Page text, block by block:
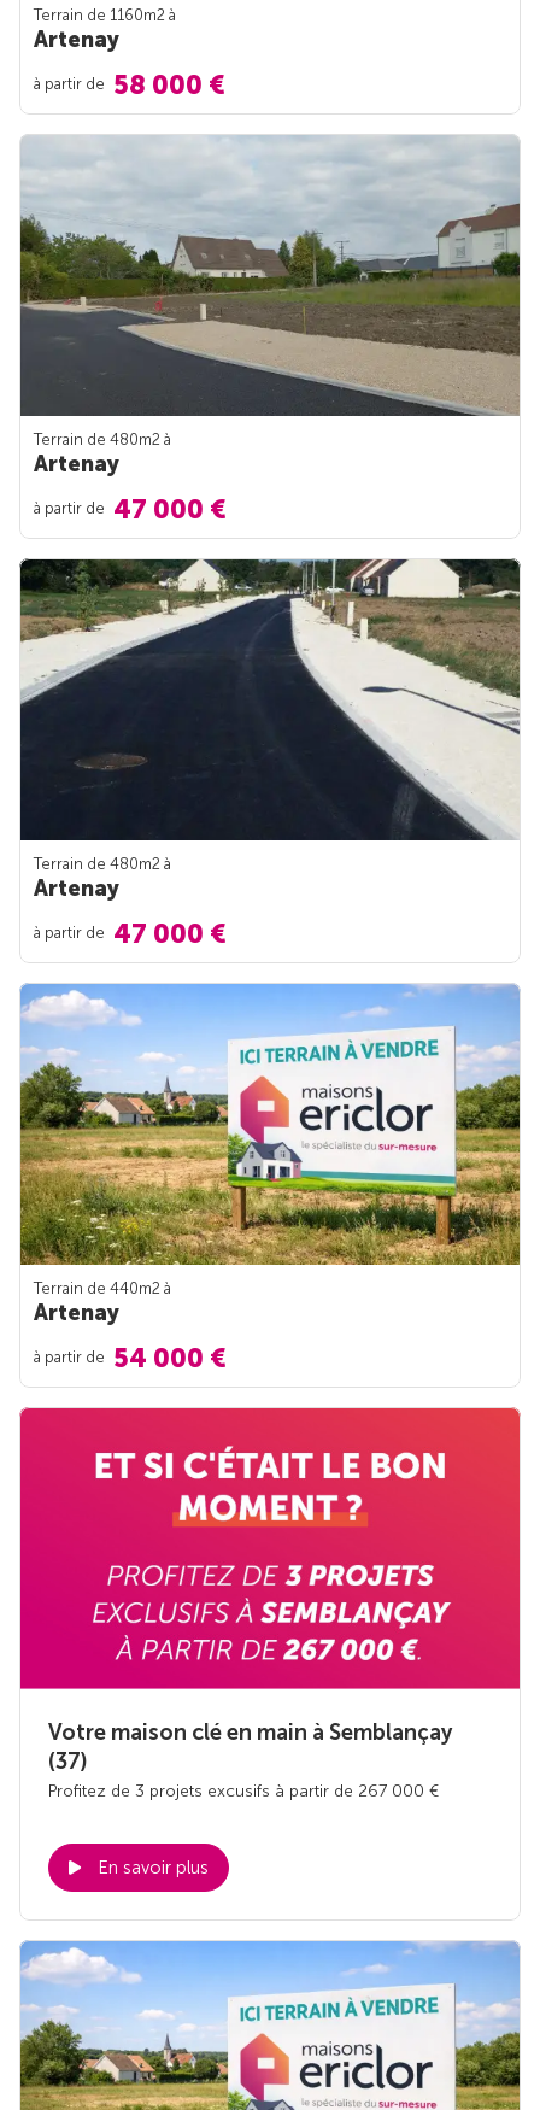
Terrain de 1160m2 à
Artenay
à partir de 58 000 €
Terrain de 480m2 à
Artenay
à partir de 47 000 €
Terrain de 480m2 à
Artenay
à partir de 47 000 €
Terrain de 440m2 à
Artenay
à partir de 54 000 €
Votre maison clé en main à Semblançay
(37)
Profitez de 3 projets excusifs à partir de 267 000 €
En savoir plus